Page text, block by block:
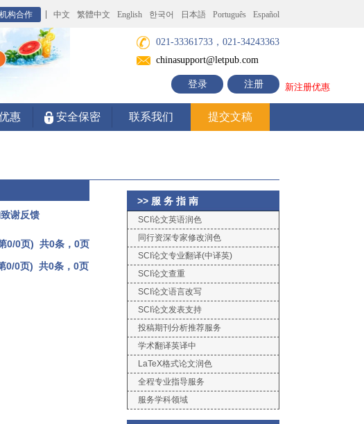
机构合作 中文 繁體中文 English 한국어 日本語 Português Español
021-33361733，021-34243363
chinasupport@letpub.com
登录 注册 新注册优惠
惠 安全保密 联系我们 提交文稿
谢反馈
0/0页) 共0条，0页
0/0页) 共0条，0页
>> 服 务 指 南
SCI论文英语润色
同行资深专家修改润色
SCI论文专业翻译(中译英)
SCI论文查重
SCI论文语言改写
SCI论文发表支持
投稿期刊分析推荐服务
学术翻译英译中
LaTeX格式论文润色
全程专业指导服务
服务学科领域